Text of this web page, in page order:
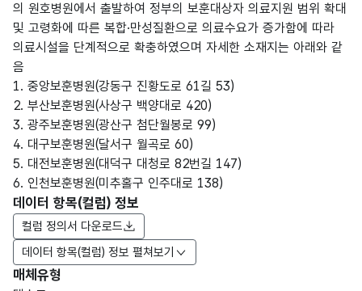
의 원호병원에서 출발하여 정부의 보훈대상자 의료지원 범위 확대
및 고령화에 따른 복합·만성질환으로 의료수요가 증가함에 따라
의료시설을 단계적으로 확충하였으며 자세한 소재지는 아래와 같
음
1. 중앙보훈병원(강동구 진황도로 61길 53)
2. 부산보훈병원(사상구 백양대로 420)
3. 광주보훈병원(광산구 첨단월봉로 99)
4. 대구보훈병원(달서구 월곡로 60)
5. 대전보훈병원(대덕구 대청로 82번길 147)
6. 인천보훈병원(미추홀구 인주대로 138)
데이터 항목(컬럼) 정보
데이터 항목(컬럼) 정보 펼쳐보기
컬럼 정의서 다운로드
매체유형